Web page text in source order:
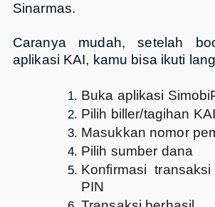
Sinarmas.
Caranya mudah, setelah
aplikasi KAI, kamu bisa ikuti
Buka aplikasi
Pilih biller/tagihan KAI
Masukkan nomor
Pilih sumber dana
Konfirmasi
PIN